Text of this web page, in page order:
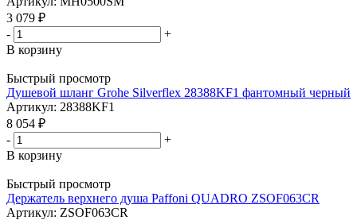
3 079 ₽
-
+
В корзину
Быстрый просмотр
Душевой шланг Grohe Silverflex 28388KF1 фантомный черный
Артикул: 28388KF1
8 054 ₽
-
+
В корзину
Быстрый просмотр
Держатель верхнего душа Paffoni QUADRO ZSOF063CR
Артикул: ZSOF063CR